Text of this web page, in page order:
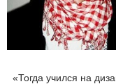
«Тогда учился на